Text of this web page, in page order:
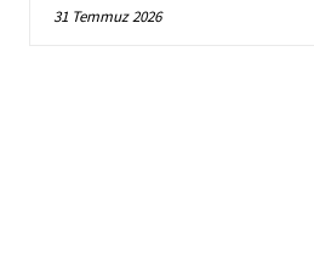
31 Temmuz 2026